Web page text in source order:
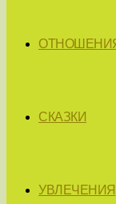
СКАЗКИ
УВЛЕЧЕНИЯ